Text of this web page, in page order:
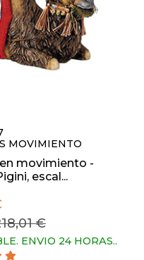
MOVIMIENTO
movimiento -
escal...
€
ENVIO 24 HORAS..